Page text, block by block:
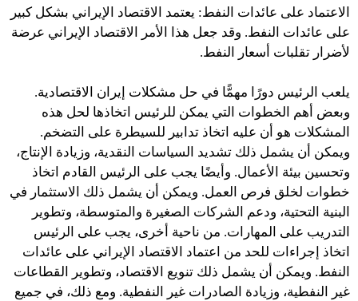
الاعتماد على عائدات النفط: يعتمد الاقتصاد الإيراني بشكل كبير
على عائدات النفط. وقد جعل هذا الأمر الاقتصاد الإيراني عرضة
لأضرار تقلبات أسعار النفط.
يلعب الرئيس دورًا مهمًّا في حل مشكلات إيران الاقتصادية.
وبعض أهم الخطوات التي يمكن للرئيس اتخاذها لحل هذه
المشكلات هو أن عليه اتخاذ تدابير للسيطرة على التضخم.
ويمكن أن يشمل ذلك تشديد السياسات النقدية، وزيادة الإنتاج،
وتحسين بيئة الأعمال. وأيضًا يجب على الرئيس القادم اتخاذ
خطوات لخلق فرص العمل. ويمكن أن يشمل ذلك الاستثمار في
البنية التحتية، ودعم الشركات الصغيرة والمتوسطة، وتطوير
التدريب على المهارات. من ناحية أخرى، يجب على الرئيس
اتخاذ إجراءات للحد من اعتماد الاقتصاد الإيراني على عائدات
النفط. ويمكن أن يشمل ذلك تنويع الاقتصاد، وتطوير القطاعات
غير النفطية، وزيادة الصادرات غير النفطية. ومع ذلك، في جميع